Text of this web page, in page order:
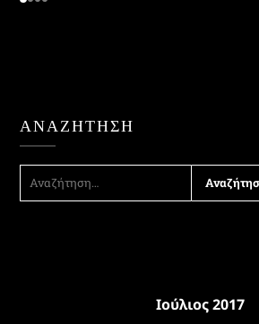
ΑΝΑΖΉΤΗΣΗ
ΑΝΑΖΉΤΗΣΗ
ΓΙΑ:
Ιούλιος 2017